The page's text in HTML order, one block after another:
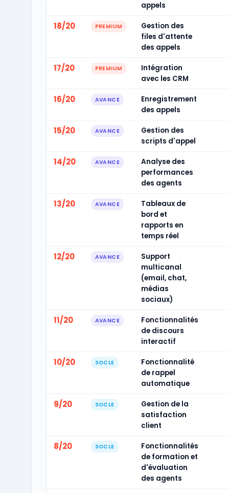
appels
18/20 PREMIUM
Gestion des
files d'attente
des appels
17/20 PREMIUM
Intégration
avec les CRM
16/20 AVANCE
Enregistrement
des appels
15/20 AVANCE
Gestion des
scripts d'appel
14/20 AVANCE
Analyse des
performances
des agents
13/20 AVANCE
Tableaux de
bord et
rapports en
temps réel
12/20 AVANCE
Support
multicanal
(email, chat,
médias
sociaux)
11/20 AVANCE
Fonctionnalités
de discours
interactif
10/20 SOCLE
Fonctionnalité
de rappel
automatique
9/20 SOCLE
Gestion de la
satisfaction
client
8/20 SOCLE
Fonctionnalités
de formation et
d'évaluation
des agents